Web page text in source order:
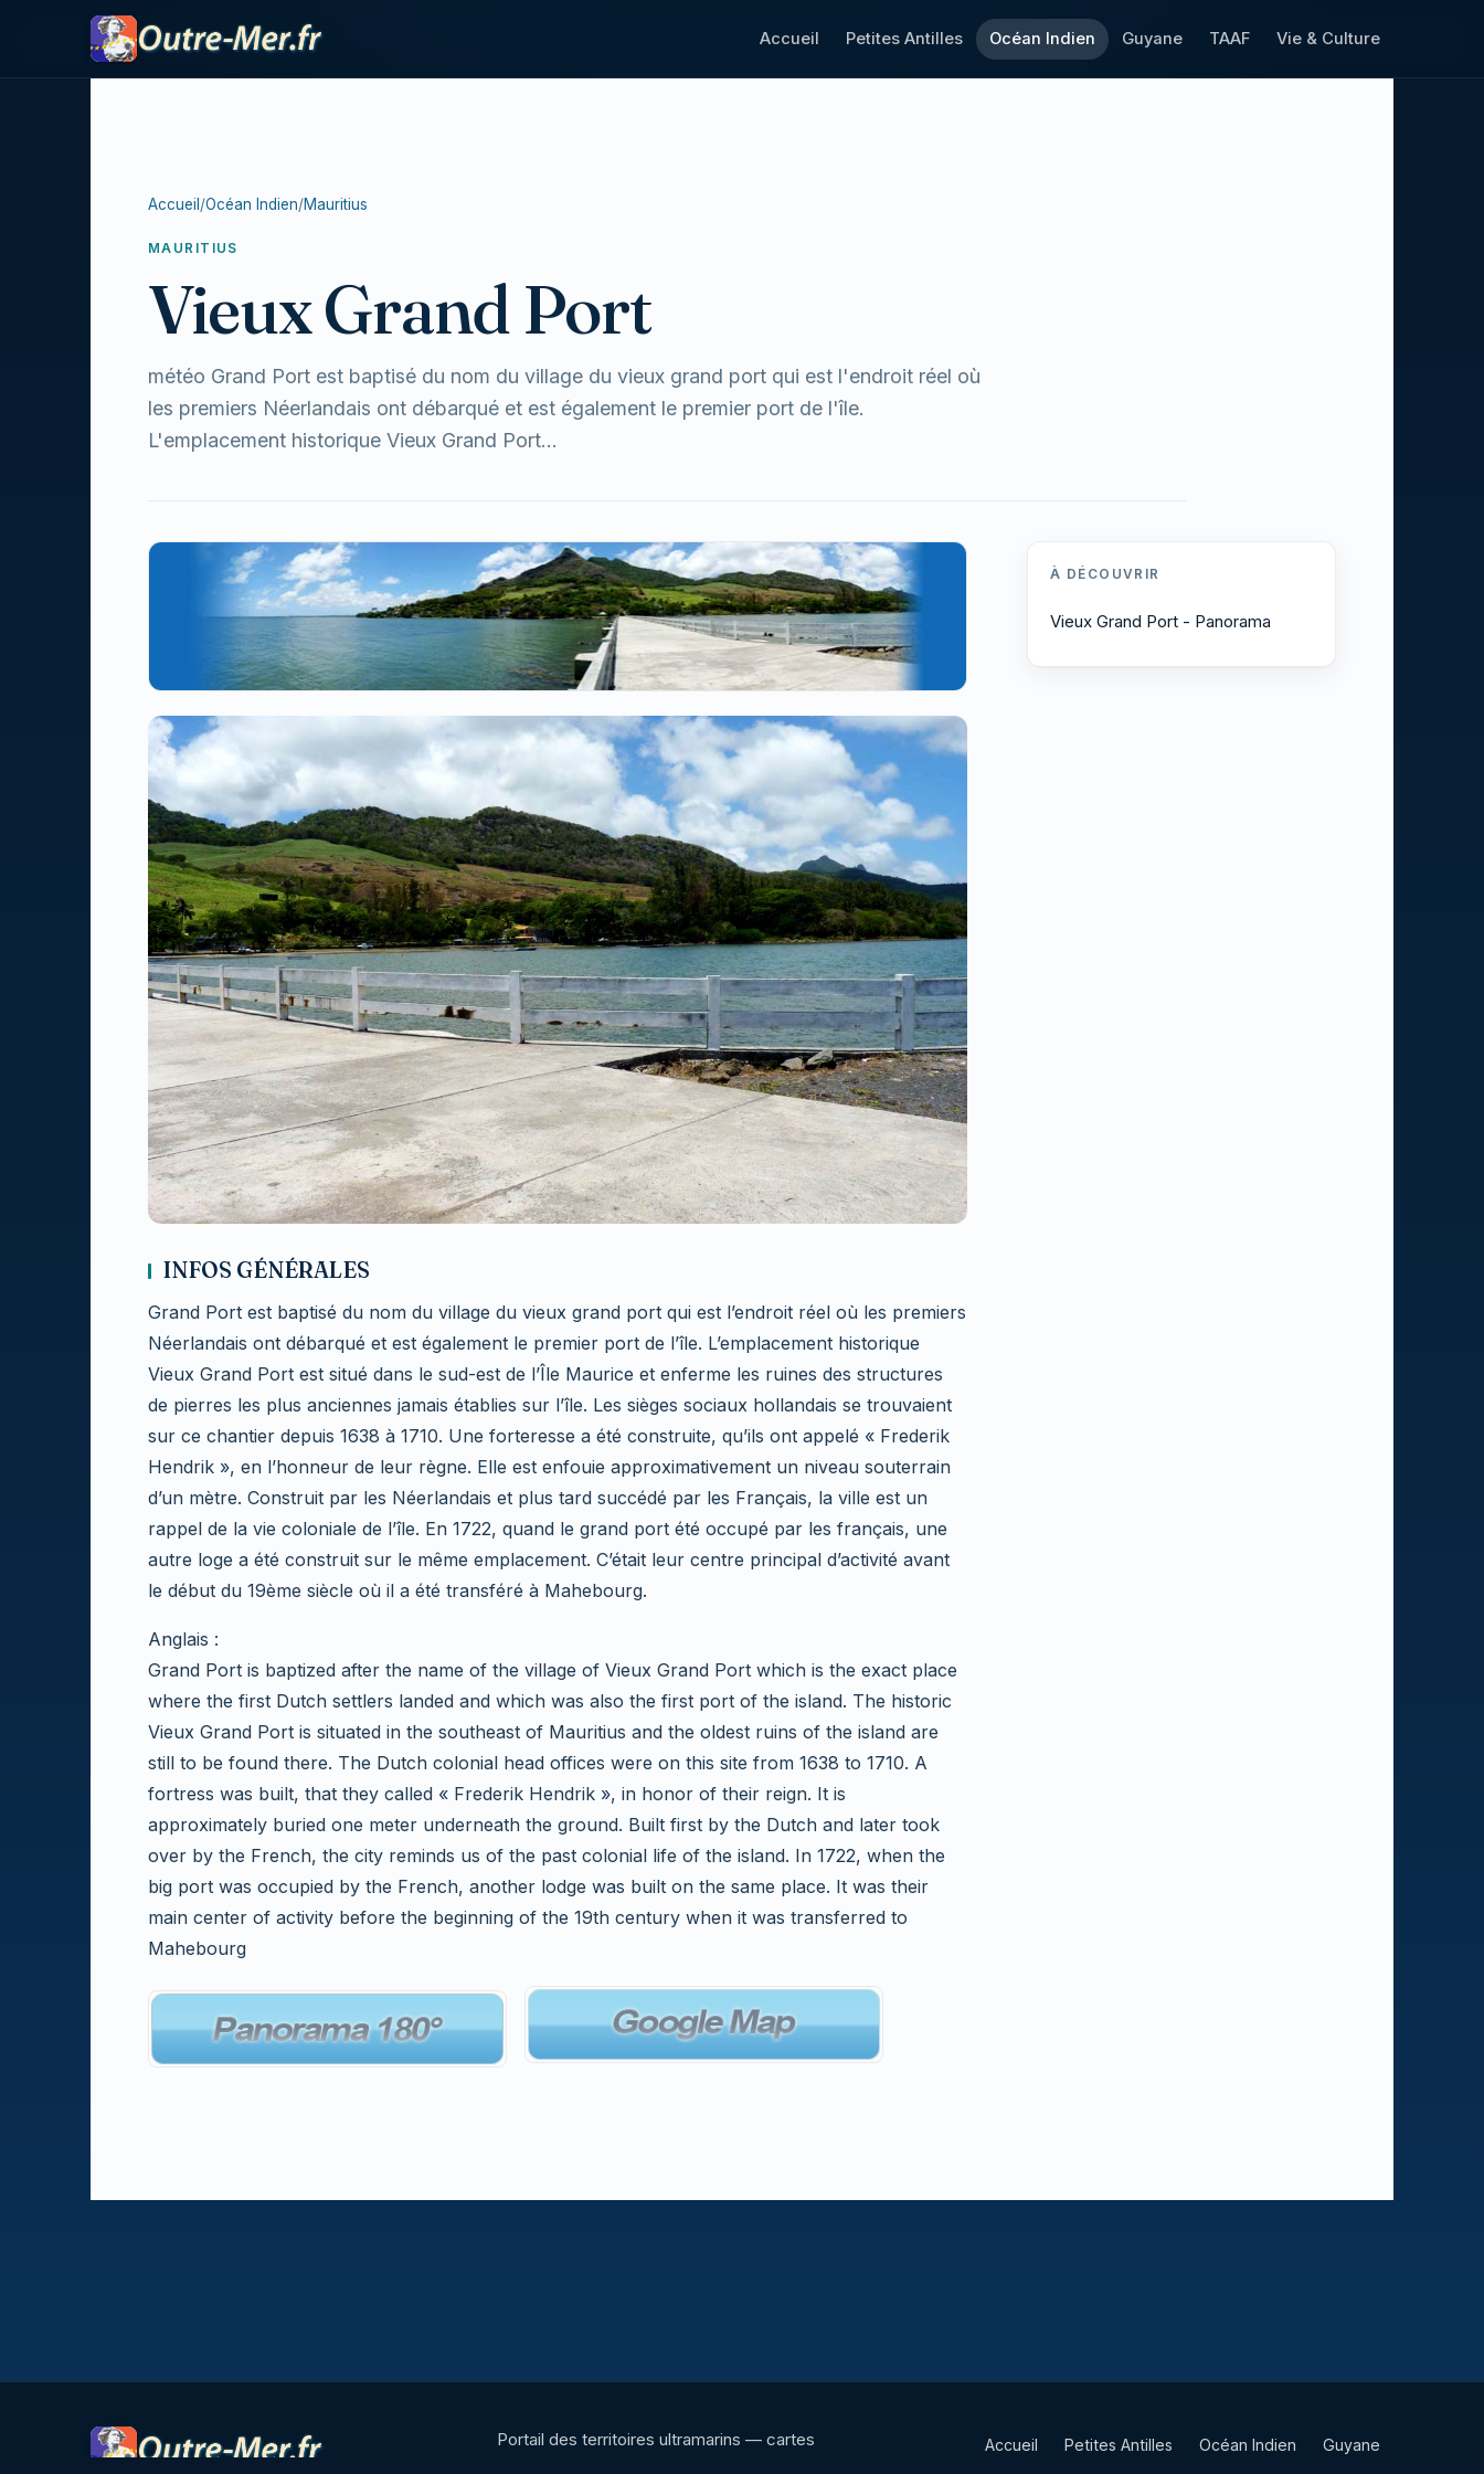
Accueil Petites Antilles Océan Indien Guyane TAAF Vie & Culture
Accueil /Océan Indien/Mauritius
MAURITIUS
Vieux Grand Port
météo Grand Port est baptisé du nom du village du vieux grand port qui est l'endroit réel où
les premiers Néerlandais ont débarqué et est également le premier port de l'île.
L'emplacement historique Vieux Grand Port...
INFOS GÉNÉRALES
Grand Port est baptisé du nom du village du vieux grand port qui est l’endroit réel où les premiers
Néerlandais ont débarqué et est également le premier port de l’île. L’emplacement historique
Vieux Grand Port est situé dans le sud-est de l’Île Maurice et enferme les ruines des structures
de pierres les plus anciennes jamais établies sur l’île. Les sièges sociaux hollandais se trouvaient
sur ce chantier depuis 1638 à 1710. Une forteresse a été construite, qu’ils ont appelé « Frederik
Hendrik », en l’honneur de leur règne. Elle est enfouie approximativement un niveau souterrain
d’un mètre. Construit par les Néerlandais et plus tard succédé par les Français, la ville est un
rappel de la vie coloniale de l’île. En 1722, quand le grand port été occupé par les français, une
autre loge a été construit sur le même emplacement. C’était leur centre principal d’activité avant
le début du 19ème siècle où il a été transféré à Mahebourg.
Anglais :
Grand Port is baptized after the name of the village of Vieux Grand Port which is the exact place
where the first Dutch settlers landed and which was also the first port of the island. The historic
Vieux Grand Port is situated in the southeast of Mauritius and the oldest ruins of the island are
still to be found there. The Dutch colonial head offices were on this site from 1638 to 1710. A
fortress was built, that they called « Frederik Hendrik », in honor of their reign. It is
approximately buried one meter underneath the ground. Built first by the Dutch and later took
over by the French, the city reminds us of the past colonial life of the island. In 1722, when the
big port was occupied by the French, another lodge was built on the same place. It was their
main center of activity before the beginning of the 19th century when it was transferred to
Mahebourg
À DÉCOUVRIR
Vieux Grand Port - Panorama
Portail des territoires ultramarins — cartes
Accueil Petites Antilles Océan Indien
Guyane